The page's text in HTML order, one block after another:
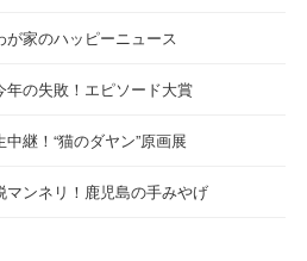
が家のハッピーニュース
年の失敗！エピソード大賞
継！“猫のダヤン”原画展
マンネリ！鹿児島の手みやげ